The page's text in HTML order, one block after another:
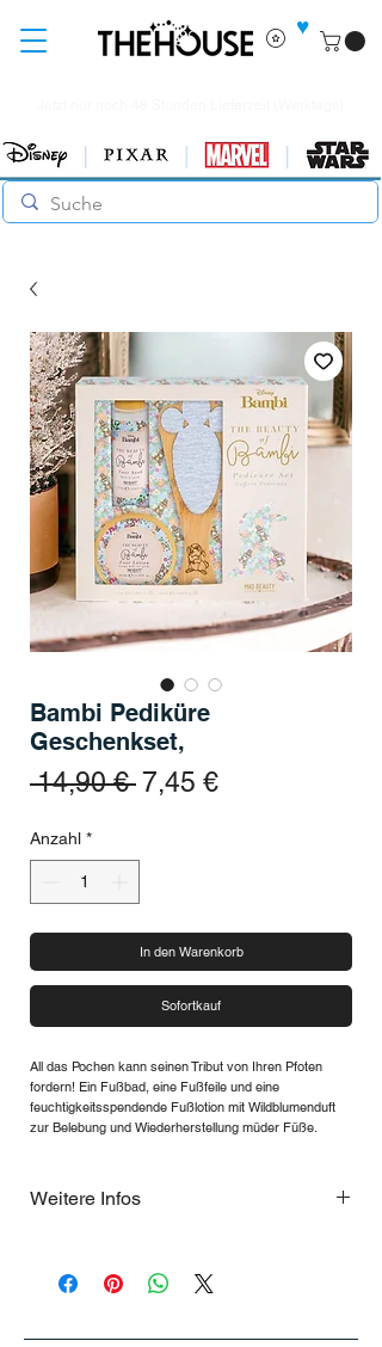
♥
Bambi Pediküre
Geschenkset,
14,90 € Standardpreis
7,45 €Sale-Preis
Anzahl *
In den Warenkorb
Sofortkauf
All das Pochen kann seinen Tribut von Ihren Pfoten
fordern! Ein Fußbad, eine Fußfeile und eine
feuchtigkeitsspendende Fußlotion mit Wildblumenduft
zur Belebung und Wiederherstellung müder Füße.
Weitere Infos